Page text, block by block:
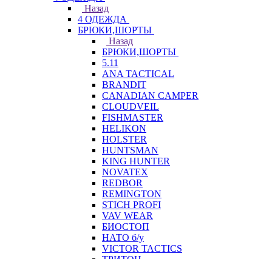
Назад
4 ОДЕЖДА
БРЮКИ,ШОРТЫ
Назад
БРЮКИ,ШОРТЫ
5.11
ANA TACTICAL
BRANDIT
CANADIAN CAMPER
CLOUDVEIL
FISHMASTER
HELIKON
HOLSTER
HUNTSMAN
KING HUNTER
NOVATEX
REDBOR
REMINGTON
STICH PROFI
VAV WEAR
БИОСТОП
НАТО б/у
VICTOR TACTICS